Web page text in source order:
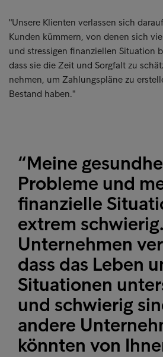
"Unsere Klienten verlassen sich
Kunden kümmern, von denen sich
und stressigen finanziellen Situation
dass sie die Zeit und Sorgfalt zu
nehmen, um Zahlungspläne zu
Bestand haben."
“Meine
Probleme und
finanzielle
extrem
Unternehmen
dass das Leben
Situationen
und schwierig
andere
könnten von